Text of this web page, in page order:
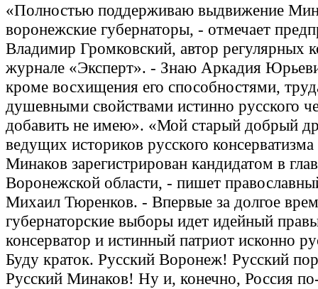
«Полностью поддерживаю выдвижение
воронежские губернаторы, - отмечает
Владимир Громковский, автор регулярных
журнале «Эксперт». - Знаю Аркадия
кроме восхищения его способностями,
душевными свойствами истинно русского
добавить не имею». «Мой старый добрый
ведущих историков русского
Минаков зарегистрирован кандидатом в
Воронежской области, - пишет
Михаил Тюренков. - Впервые за долгое
губернаторские выборы идет идейный
консерватор и истинный патриот исконно
Буду краток. Русский Воронеж! Русский
Русский Минаков! Ну и, конечно, Россия